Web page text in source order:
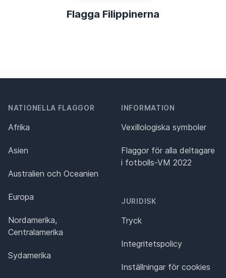
Flagga Filippinerna
NATIONELLA FLAGGOR
Afrika
Asien
Australien och Oceanien
Europa
Nordamerika,
Centralamerika
Sydamerika
INFORMATION
Vexillologiska symboler
Flaggor för alla deltagare
i fotbolls-VM 2022
JURIDISK
Tryck
Integritetspolicy
Inställningar för cookies